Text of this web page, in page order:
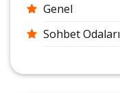
Genel
Sohbet Odaları